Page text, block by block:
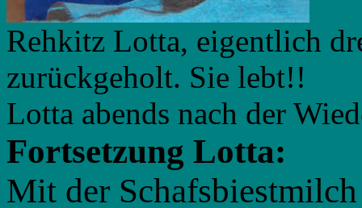
Rehkitz Lotta, eigentlich
zurückgeholt.
Lotta abends nach der
Fortsetzung Lotta:
Mit der